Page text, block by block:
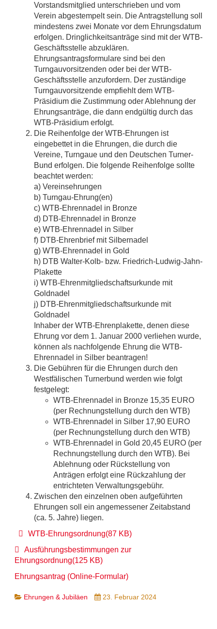
Vorstandsmitglied unterschrieben und vom
Verein abgestempelt sein. Die Antragstellung soll
mindestens zwei Monate vor dem Ehrungsdatum
erfolgen. Dringlichkeitsanträge sind mit der WTB-
Geschäftsstelle abzuklären.
Ehrungsantragsformulare sind bei den
Turngauvorsitzenden oder bei der WTB-
Geschäftsstelle anzufordern. Der zuständige
Turngauvorsitzende empfiehlt dem WTB-
Präsidium die Zustimmung oder Ablehnung der
Ehrungsanträge, die dann endgültig durch das
WTB-Präsidium erfolgt.
Die Reihenfolge der WTB-Ehrungen ist
eingebettet in die Ehrungen, die durch die
Vereine, Turngaue und den Deutschen Turner-
Bund erfolgen. Die folgende Reihenfolge sollte
beachtet werden:
a) Vereinsehrungen
b) Turngau-Ehrung(en)
c) WTB-Ehrennadel in Bronze
d) DTB-Ehrennadel in Bronze
e) WTB-Ehrennadel in Silber
f) DTB-Ehrenbrief mit Silbernadel
g) WTB-Ehrennadel in Gold
h) DTB Walter-Kolb- bzw. Friedrich-Ludwig-Jahn-
Plakette
i) WTB-Ehrenmitgliedschaftsurkunde mit
Goldnadel
j) DTB-Ehrenmitgliedschaftsurkunde mit
Goldnadel
Inhaber der WTB-Ehrenplakette, denen diese
Ehrung vor dem 1. Januar 2000 verliehen wurde,
können als nachfolgende Ehrung die WTB-
Ehrennadel in Silber beantragen!
Die Gebühren für die Ehrungen durch den
Westfälischen Turnerbund werden wie folgt
festgelegt:
WTB-Ehrennadel in Bronze 15,35 EURO
(per Rechnungstellung durch den WTB)
WTB-Ehrennadel in Silber 17,90 EURO
(per Rechnungstellung durch den WTB)
WTB-Ehrennadel in Gold 20,45 EURO (per
Rechnungstellung durch den WTB). Bei
Ablehnung oder Rückstellung von
Anträgen erfolgt eine Rückzahlung der
entrichteten Verwaltungsgebühr.
Zwischen den einzelnen oben aufgeführten
Ehrungen soll ein angemessener Zeitabstand
(ca. 5. Jahre) liegen.
pdf
WTB-Ehrungsordnung(87 KB)
pdf
Ausführungsbestimmungen zur
Ehrungsordnung(125 KB)
Ehrungsantrag (Online-Formular)
Ehrungen & Jubiläen 23. Februar 2024